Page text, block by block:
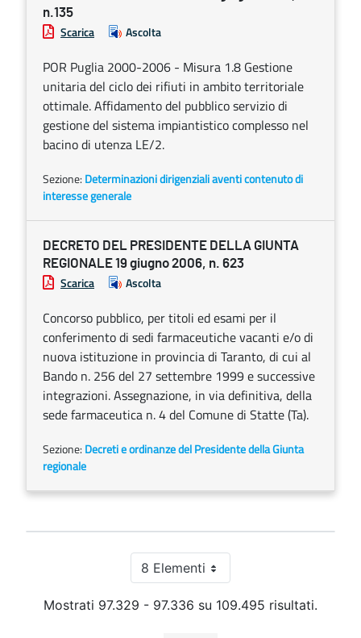
n.135
Scarica Ascolta
POR Puglia 2000-2006 - Misura 1.8 Gestione
unitaria del ciclo dei rifiuti in ambito territoriale
ottimale. Affidamento del pubblico servizio di
gestione del sistema impiantistico complesso nel
bacino di utenza LE/2.
Sezione: Determinazioni dirigenziali aventi contenuto di
interesse generale
DECRETO DEL PRESIDENTE DELLA GIUNTA
REGIONALE 19 giugno 2006, n. 623
Scarica Ascolta
Concorso pubblico, per titoli ed esami per il
conferimento di sedi farmaceutiche vacanti e/o di
nuova istituzione in provincia di Taranto, di cui al
Bando n. 256 del 27 settembre 1999 e successive
integrazioni. Assegnazione, in via definitiva, della
sede farmaceutica n. 4 del Comune di Statte (Ta).
Sezione: Decreti e ordinanze del Presidente della Giunta
regionale
8 ElementiPer pagina
Mostrati 97.329 - 97.336 su 109.495 risultati.